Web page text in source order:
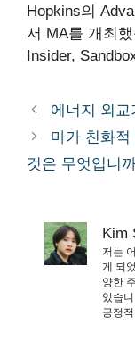
Hopkins의
서 MA를 개최
Insider,
에너지 외
마가 친화
것은 무엇입니
Kim
저는
게 되
양한
있습
긍정